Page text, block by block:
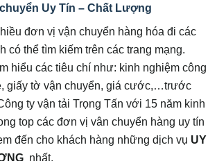
Uy Tín – Chất Lượng
đơn vị vận chuyển hàng hóa đi các
có thể tìm kiếm trên các trang mạng.
hiểu các tiêu chí như: kinh nghiệm công
giấy tờ vận chuyển, giá cước,…trước
ty vận tải Trọng Tấn với 15 năm kinh
top các đơn vị vân chuyển hàng uy tín
đến cho khách hàng những dịch vụ UY
nhất.